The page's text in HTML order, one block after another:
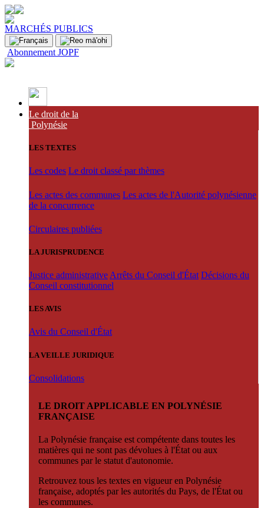
MARCHÉS PUBLICS
Abonnement JOPF
Le droit de la
Polynésie
LES TEXTES
Les codes Le droit classé par thèmes
Les actes des communes Les actes de l'Autorité polynésienne
de la concurrence
Circulaires publiées
LA JURISPRUDENCE
Justice administrative Arrêts du Conseil d'État Décisions du
Conseil constitutionnel
LES AVIS
Avis du Conseil d'État
LA VEILLE JURIDIQUE
Consolidations
LE DROIT APPLICABLE EN POLYNÉSIE
FRANÇAISE
La Polynésie française est compétente dans toutes les
matières qui ne sont pas dévolues à l'État ou aux
communes par le statut d'autonomie.
Retrouvez tous les textes en vigueur en Polynésie
française, adoptés par les autorités du Pays, de l'État ou
les communes.